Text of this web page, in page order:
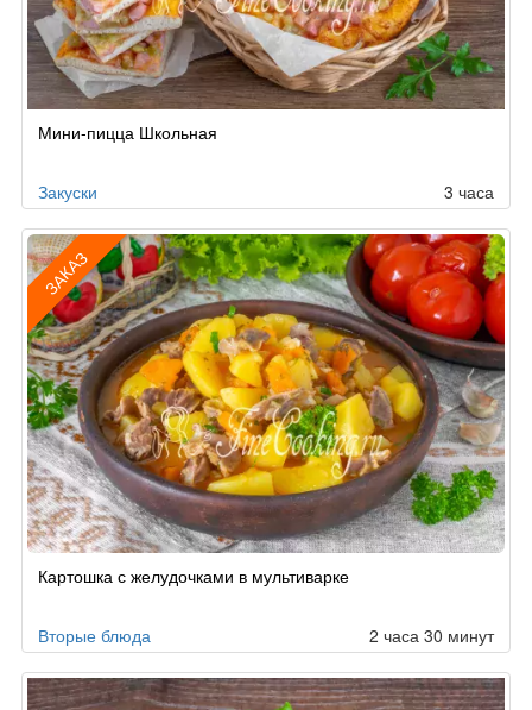
Мини-пицца Школьная
Закуски 3 часа
ЗАКАЗ
поКартошка с желудочками в мультиварке
Вторые блюда 2 часа 30 минут